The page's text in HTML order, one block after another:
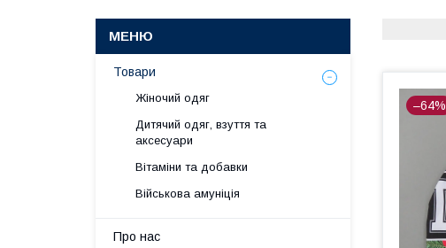
–64%
Товари
Жіночий одяг
Дитячий одяг, взуття та
аксесуари
Вітаміни та добавки
Військова амуніція
Про нас